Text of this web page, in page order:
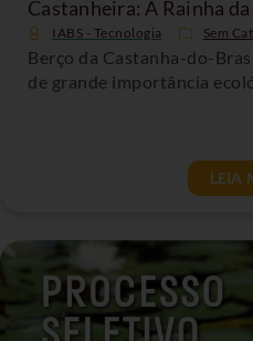
Castanheira: A Rainha
IABS - Tecnologia Sem
Berço da Castanha-do-
de grande importância
LEIA